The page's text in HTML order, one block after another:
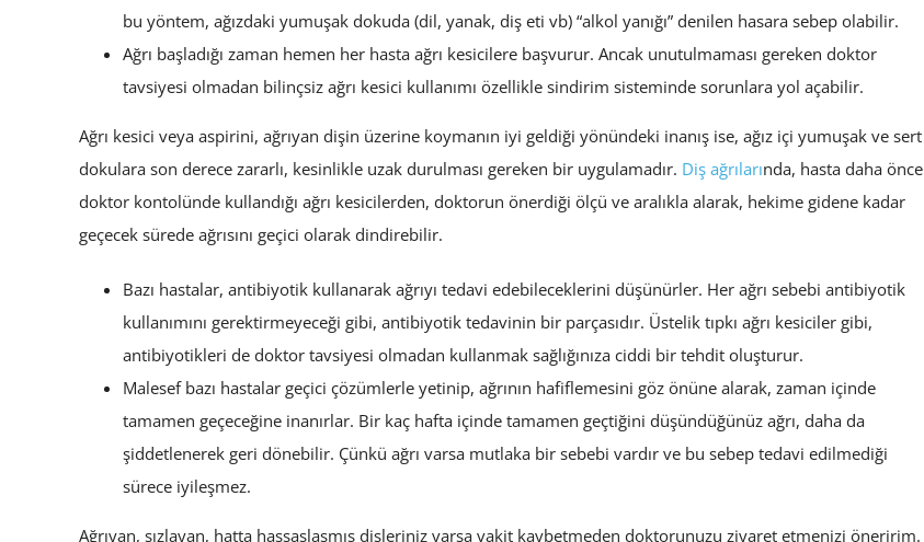
bu yöntem, ağızdaki yumuşak dokuda (dil, yanak, diş eti vb) “alkol yanığı” denilen hasara sebep olabilir.
Ağrı başladığı zaman hemen her hasta ağrı kesicilere başvurur. Ancak unutulmaması gereken doktor
tavsiyesi olmadan bilinçsiz ağrı kesici kullanımı özellikle sindirim sisteminde sorunlara yol açabilir.
Ağrı kesici veya aspirini, ağrıyan dişin üzerine koymanın iyi geldiği yönündeki inanış ise, ağız içi yumuşak ve sert
dokulara son derece zararlı, kesinlikle uzak durulması gereken bir uygulamadır. Diş ağrılarında, hasta daha önce
doktor kontolünde kullandığı ağrı kesicilerden, doktorun önerdiği ölçü ve aralıkla alarak, hekime gidene kadar
geçecek sürede ağrısını geçici olarak dindirebilir.
Bazı hastalar, antibiyotik kullanarak ağrıyı tedavi edebileceklerini düşünürler. Her ağrı sebebi antibiyotik
kullanımını gerektirmeyeceği gibi, antibiyotik tedavinin bir parçasıdır. Üstelik tıpkı ağrı kesiciler gibi,
antibiyotikleri de doktor tavsiyesi olmadan kullanmak sağlığınıza ciddi bir tehdit oluşturur.
Malesef bazı hastalar geçici çözümlerle yetinip, ağrının hafiflemesini göz önüne alarak, zaman içinde
tamamen geçeceğine inanırlar. Bir kaç hafta içinde tamamen geçtiğini düşündüğünüz ağrı, daha da
şiddetlenerek geri dönebilir. Çünkü ağrı varsa mutlaka bir sebebi vardır ve bu sebep tedavi edilmediği
sürece iyileşmez.
Ağrıyan, sızlayan, hatta hassaslaşmış dişleriniz varsa vakit kaybetmeden doktorunuzu ziyaret etmenizi öneririm.